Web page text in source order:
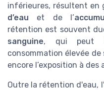
inférieures, résultent en
d’eau et de l’
rétention est souvent
sanguine, qui peut
consommation élevée de
encore l’exposition à des
Outre la rétention d'eau, l'